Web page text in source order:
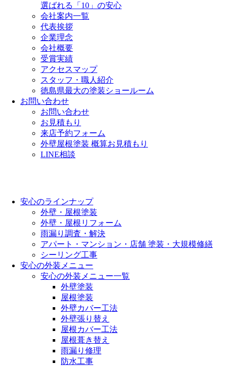
選ばれる「10」の安心
会社案内一覧
代表挨拶
企業理念
会社概要
受賞実績
アクセスマップ
スタッフ・職人紹介
徳島県最大の塗装ショールーム
お問い合わせ
お問い合わせ
お見積もり
来店予約フォーム
外壁屋根塗装 概算お見積もり
LINE相談
安心のラインナップ
外壁・屋根塗装
外壁・屋根リフォーム
雨漏り調査・解決
アパート・マンション・店舗 塗装・大規模修繕
シーリング工事
安心の外装メニュー
安心の外装メニュー一覧
外壁塗装
屋根塗装
外壁カバー工法
外壁張り替え
屋根カバー工法
屋根葺き替え
雨漏り修理
防水工事